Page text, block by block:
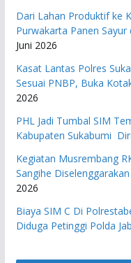
Dari Lahan Produktif ke
Purwakarta Panen
Juni 2026
Kasat Lantas Polres
Sesuai PNBP, Buka
2026
PHL Jadi Tumbal SIM
Kabupaten Sukabumi
Kegiatan Musrembang
Sangihe
2026
Biaya SIM C Di
Diduga Petinggi Polda